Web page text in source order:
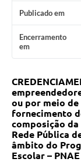
SIC
FAQ
Covid -19 em Serro
Links
Audiências Públicas
Galeria de Fotos
Publicado em
Encerramento
em
ou por meio de
fornecimento
composição
Rede Pública
âmbito do
Escolar – PNAE